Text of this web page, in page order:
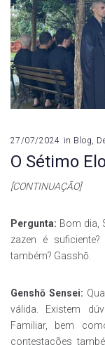
27/07/2024 in Blog,
O Sétimo
[CONTINUAÇÃO]
Pergunta: Bom dia,
zazen é
também? Gasshō.
Genshō Sensei:
válida. Existem
Familiar, bem
contestações